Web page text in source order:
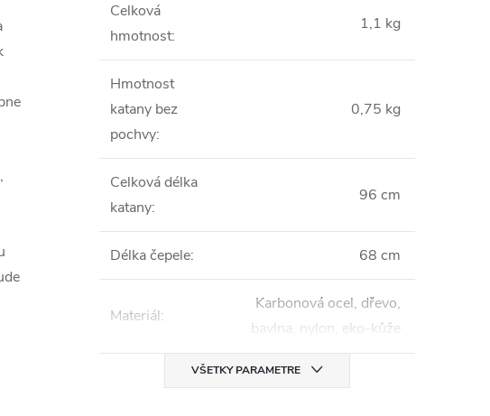
,
Celková
hmotnost:
1,1 kg
Hmotnost
katany bez
pochvy:
0,75 kg
Celková délka
katany:
96 cm
Délka čepele: 68 cm
Materiál:
Karbonová ocel, dřevo,
bavlna, nylon, eko-kůže
VŠETKY PARAMETRE